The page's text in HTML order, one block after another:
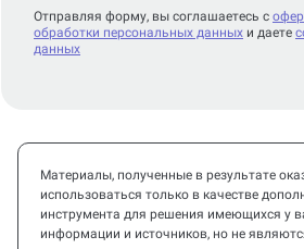
Отправляя форму, вы соглашаетесь с
обработки персональных данных и даете
данных
Материалы, полученные в результате
использоваться только в качестве
инструмента для решения имеющихся у
информации и источников, но не